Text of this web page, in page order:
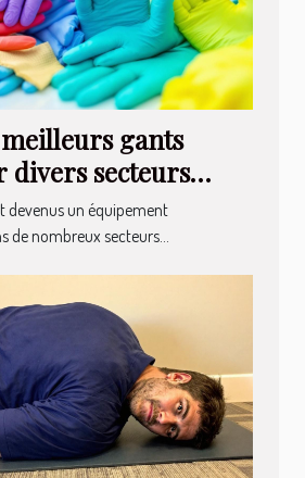
gants
secteurs
devenus un équipement
de nombreux secteurs...